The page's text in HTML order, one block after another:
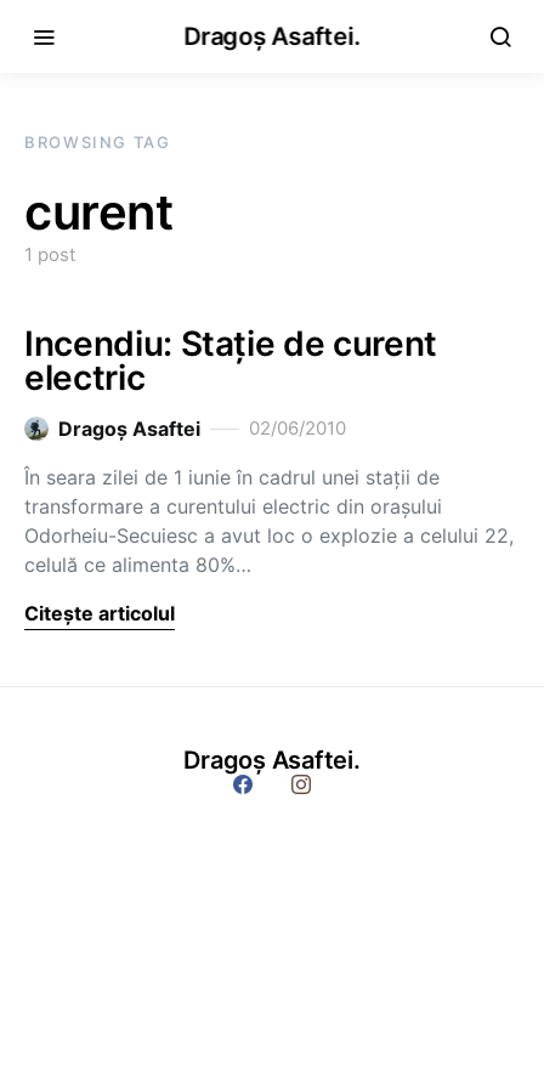
Dragoș Asaftei.
BROWSING TAG
curent
1 post
Incendiu: Staţie de curent
electric
Dragoş Asaftei 02/06/2010
În seara zilei de 1 iunie în cadrul unei staţii de
transformare a curentului electric din oraşului
Odorheiu-Secuiesc a avut loc o explozie a celului 22,
celulă ce alimenta 80%…
Citește articolul
Dragoș Asaftei.